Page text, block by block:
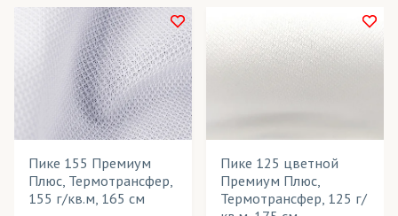
Пике 155 Премиум
Плюс, Термотрансфер,
155 г/кв.м, 165 см
Пике 125 цветной
Премиум Плюс,
Термотрансфер, 125 г/